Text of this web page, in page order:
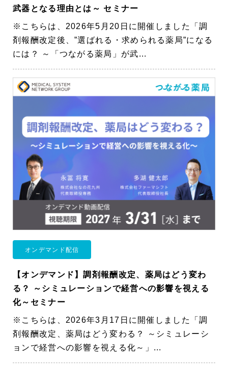
武器となる理由とは～ セミナー
※こちらは、2026年5月20日に開催しました「調
剤報酬改定後、”選ばれる・求められる薬局”になる
には？ ～「つながる薬局」が武...
オンデマンド配信
【オンデマンド】調剤報酬改定、薬局はどう変わ
る？ ～シミュレーションで経営への影響を視える
化～セミナー
※こちらは、2026年3月17日に開催しました「調
剤報酬改定、薬局はどう変わる？ ～シミュレーシ
ョンで経営への影響を視える化～」...